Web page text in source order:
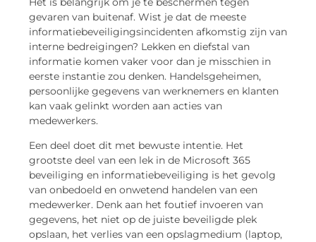
gevaren van buitenaf. Wist je dat de meeste
informatiebeveiligingsincidenten afkomstig zijn van
interne bedreigingen? Lekken en diefstal van
informatie komen vaker voor dan je misschien in
eerste instantie zou denken. Handelsgeheimen,
persoonlijke gegevens van werknemers en klanten
kan vaak gelinkt worden aan acties van
medewerkers.
Een deel doet dit met bewuste intentie. Het
grootste deel van een lek in de Microsoft 365
beveiliging en informatiebeveiliging is het gevolg
van onbedoeld en onwetend handelen van een
medewerker. Denk aan het foutief invoeren van
gegevens, het niet op de juiste beveiligde plek
opslaan, het verlies van een opslagmedium (laptop,